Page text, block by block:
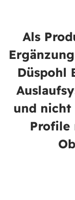
Als
Düspohl
und nicht
Profile